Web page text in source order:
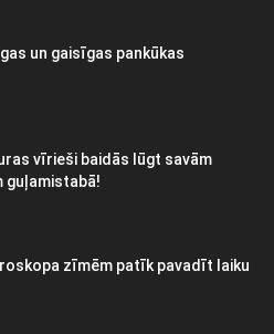
un gaisīgas pankūkas
vīrieši baidās lūgt savām
guļamistabā!
zīmēm patīk pavadīt laiku